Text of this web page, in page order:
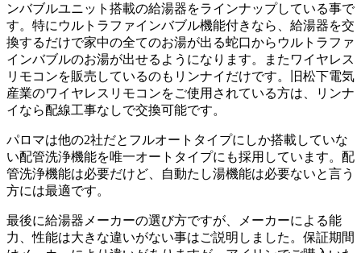
ンバブルユニット搭載の給湯器をラインナップしている事で
す。特にウルトラファインバブル機能付きなら、給湯器を交
換するだけで家中の全てのお湯が出る蛇口からウルトラファ
インバブルのお湯が出せるようになります。またワイヤレス
リモコンを販売しているのもリンナイだけです。旧松下電気
産業のワイヤレスリモコンをご使用されている方は、リンナ
イなら配線工事なしで交換可能です。
パロマは他の2社だとフルオートタイプにしか搭載していな
い配管洗浄機能を唯一オートタイプにも採用しています。配
管洗浄機能は必要だけど、自動たし湯機能は必要ないと言う
方には最適です。
最後に給湯器メーカーの選び方ですが、メーカーによる能
力、性能は大きな違いがない事はご説明しました。保証期間